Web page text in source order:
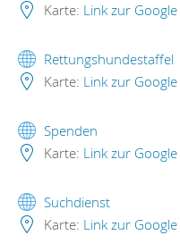
Karte: Link zur
Rettungshundestaffel
Karte: Link zur
Spenden
Karte: Link zur
Suchdienst
Karte: Link zur